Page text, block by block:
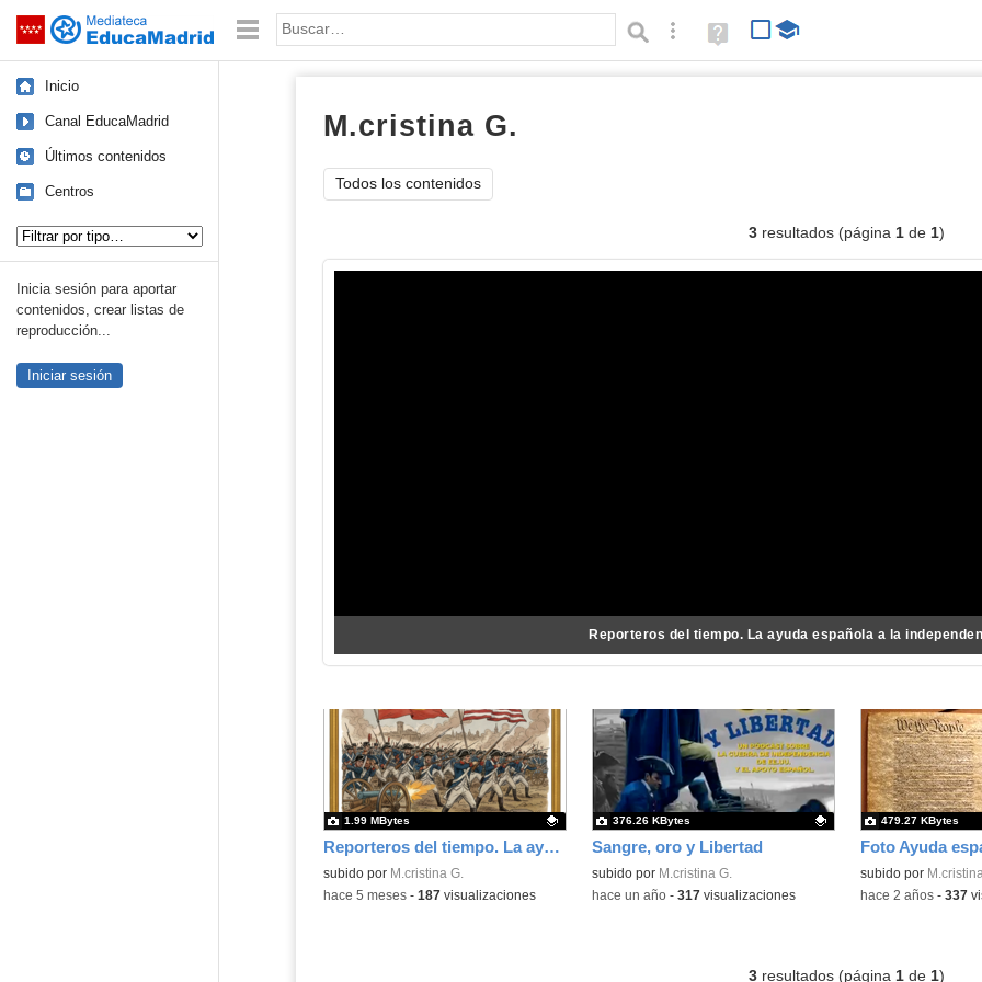
Saltar navegación Palabra o frase: Búsqueda avanzada
Ayuda
(en
Inicio
Canal EducaMadrid
Últimos contenidos
Centros
Inicia sesión para aportar
contenidos, crear listas de
reproducción...
Iniciar sesión
M.cristina G.
Todos los contenidos
3resultados (página 1de 1)
Reporteros del tiempo. La ayuda española a la
Reporteros del tiempo. La ayuda española a la independencia estadounidense
Contenido educativo.
subido por M.cristina G.
1.99 MBytes
-hace 5 meses- 187visualizaciones
Sangre, oro y Libertad
Contenido educativo.
subido por M.cristina G.
376.26 KBytes
-hace un año- 317visualizaciones
Foto Ayuda
Contenido educativo.
subido por
479.27 KBytes
-hace 2 años- 337
3resultados (página 1de 1)